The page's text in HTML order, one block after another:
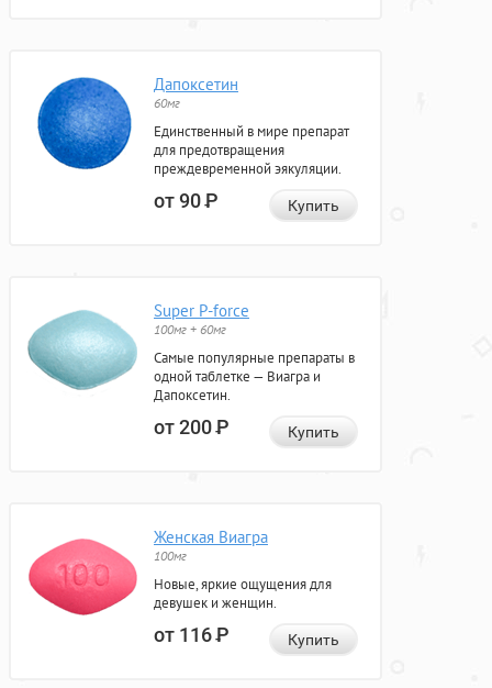
Дапоксетин
60мг
Единственный в мире препарат
для предотвращения
преждевременной эякуляции.
от 90Р Купить
Super P-force
100мг + 60мг
Самые популярные препараты в
одной таблетке — Виагра и
Дапоксетин.
от 200Р Купить
Женская Виагра
100мг
Новые, яркие ощущения для
девушек и женщин.
от 116Р Купить